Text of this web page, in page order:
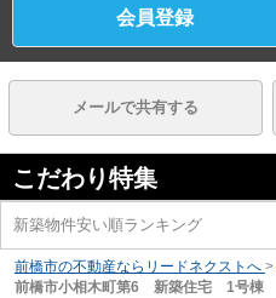
会員登録
メールで共有する
こだわり特集
新築物件安い順ランキング
前橋市の不動産ならリードネクストへ >
前橋市小相木町第6 新築住宅 1号棟